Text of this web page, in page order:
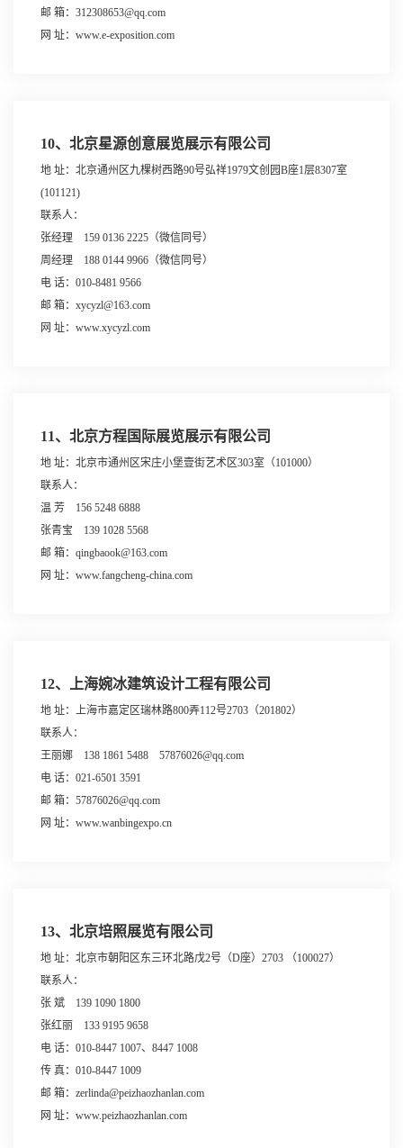
邮 箱：312308653@qq.com
网 址：www.e-exposition.com
10、北京星源创意展览展示有限公司
地 址：北京通州区九棵树西路90号弘祥1979文创园B座1层8307室
(101121)
联系人：
张经理 159 0136 2225（微信同号）
周经理 188 0144 9966（微信同号）
电 话：010-8481 9566
邮 箱：xycyzl@163.com
网 址：www.xycyzl.com
11、北京方程国际展览展示有限公司
地 址：北京市通州区宋庄小堡壹街艺术区303室（101000）
联系人：
温 芳 156 5248 6888
张青宝 139 1028 5568
邮 箱：qingbaook@163.com
网 址：www.fangcheng-china.com
12、上海婉冰建筑设计工程有限公司
地 址：上海市嘉定区瑞林路800弄112号2703（201802）
联系人：
王丽娜 138 1861 5488 57876026@qq.com
电 话：021-6501 3591
邮 箱：57876026@qq.com
网 址：www.wanbingexpo.cn
13、北京培照展览有限公司
地 址：北京市朝阳区东三环北路戊2号（D座）2703 （100027）
联系人：
张 斌 139 1090 1800
张红丽 133 9195 9658
电 话：010-8447 1007、8447 1008
传 真：010-8447 1009
邮 箱：zerlinda@peizhaozhanlan.com
网 址：www.peizhaozhanlan.com